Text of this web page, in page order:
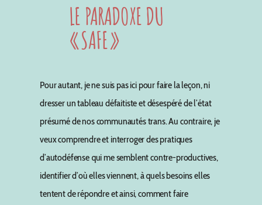
LE PARADOXE DU
« SAFE »
Pour autant, je ne suis pas ici pour faire la leçon, ni
dresser un tableau défaitiste et désespéré de l’état
présumé de nos communautés trans. Au contraire, je
veux comprendre et interroger des pratiques
d’autodéfense qui me semblent contre-productives,
identifier d’où elles viennent, à quels besoins elles
tentent de répondre et ainsi, comment faire